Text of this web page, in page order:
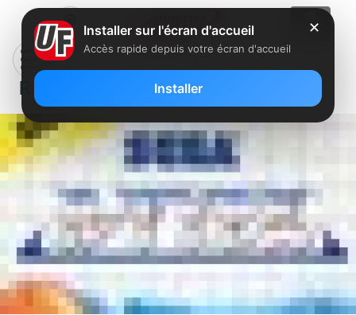
R Type
✕
Installer sur l'écran d'accueil
Accès rapide depuis votre écran d'accueil
Installer